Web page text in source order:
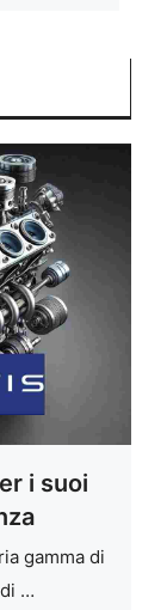
i suoi
gamma di
…